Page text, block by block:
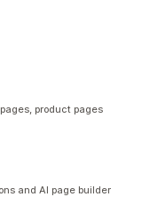
product pages
and AI page builder